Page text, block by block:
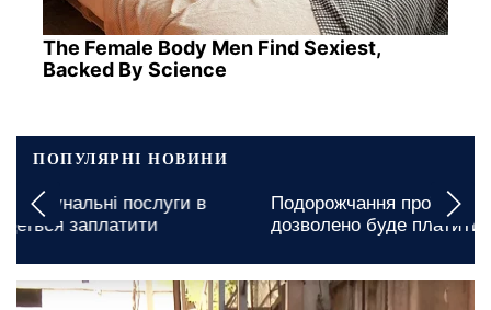
The Female Body Men Find Sexiest,
Backed By Science
ПОПУЛЯРНІ НОВИНИ
Подорожчання проїзду в Кропивницькому: скільки
дозволено буде платити пільговикам
12 травня, 21:00